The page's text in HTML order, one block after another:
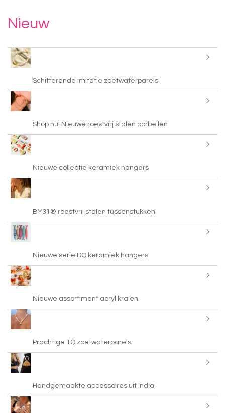
Nieuw
Schitterende imitatie zoetwaterparels
Shop nu! Nieuwe roestvrij stalen oorbellen
Nieuwe collectie keramiek hangers
BY31® roestvrij stalen tussenstukken
Nieuwe serie DQ keramiek hangers
Nieuwe assortiment acryl kralen
Prachtige TQ zoetwaterparels
Handgemaakte accessoires uit India